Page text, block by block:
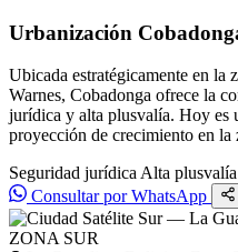
Urbanización
Ubicada estratégicamente en la
Warnes, Cobadonga ofrece la
jurídica y alta plusvalía. Hoy es
proyección de crecimiento en la
Seguridad jurídica Alta plusvalía
Consultar por WhatsApp
ZONA SUR